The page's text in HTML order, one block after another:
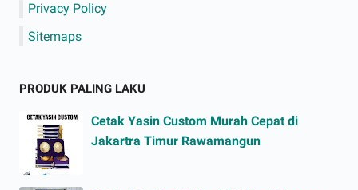
Privacy Policy
Sitemaps
PRODUK PALING LAKU
Cetak Yasin Custom Murah Cepat di
Jakartra Timur Rawamangun